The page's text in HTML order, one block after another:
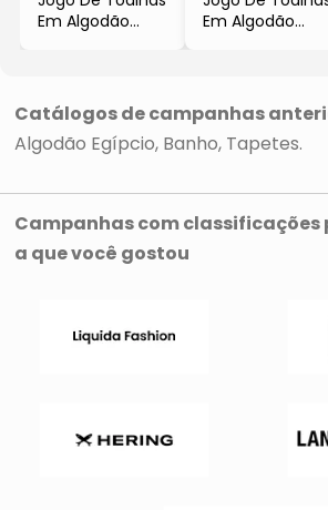
Em Algodão
- Buddemeyer
Em Algodão
- Buddemeyer
Catálogos de campanhas
Algodão Egípcio Banho Tapetes
Campanhas com classificações
a que você gostou